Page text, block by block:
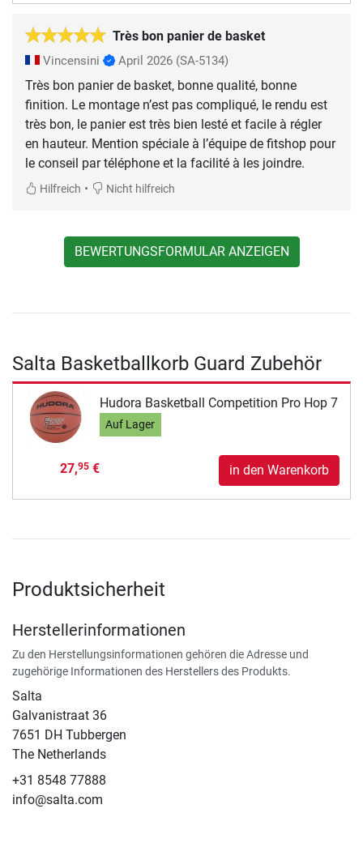
Très bon panier de basket
Vincensini April 2026 (SA-5134)
Très bon panier de basket, bonne qualité, bonne
finition. Le montage n’est pas compliqué, le rendu est
très bon, le panier est très bien lesté et facile à régler
en hauteur. Mention spéciale à l’équipe de fitshop pour
le conseil par téléphone et la facilité à les joindre.
Hilfreich • Nicht hilfreich
BEWERTUNGSFORMULAR ANZEIGEN
Salta Basketballkorb Guard Zubehör
Hudora Basketball Competition Pro Hop 7
Auf Lager
27,95€ in den Warenkorb
Produktsicherheit
Herstellerinformationen
Zu den Herstellungsinformationen gehören die Adresse und
zugehörige Informationen des Herstellers des Produkts.
Salta
Galvanistraat 36
7651 DH Tubbergen
The Netherlands
+31 8548 77888
info@salta.com